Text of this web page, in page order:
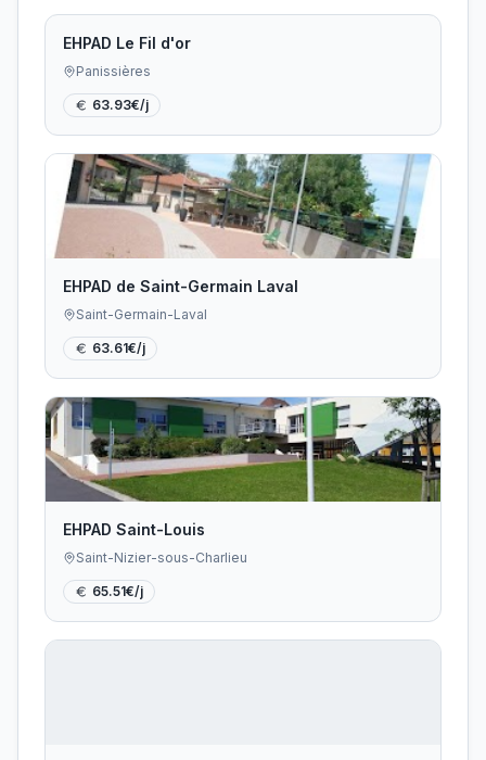
EHPAD Le Fil d'or
Panissières
63.93€/j
EHPAD de Saint-Germain Laval
Saint-Germain-Laval
63.61€/j
EHPAD Saint-Louis
Saint-Nizier-sous-Charlieu
65.51€/j